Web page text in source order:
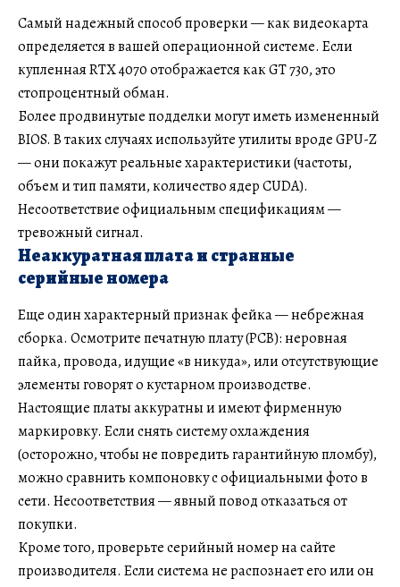
Самый надежный способ проверки — как видеокарта
определяется в вашей операционной системе. Если
купленная RTX 4070 отображается как GT 730, это
стопроцентный обман.
Более продвинутые подделки могут иметь измененный
BIOS. В таких случаях используйте утилиты вроде GPU-Z
— они покажут реальные характеристики (частоты,
объем и тип памяти, количество ядер CUDA).
Несоответствие официальным спецификациям —
тревожный сигнал.
Неаккуратная плата и странные
серийные номера
Еще один характерный признак фейка — небрежная
сборка. Осмотрите печатную плату (PCB): неровная
пайка, провода, идущие «в никуда», или отсутствующие
элементы говорят о кустарном производстве.
Настоящие платы аккуратны и имеют фирменную
маркировку. Если снять систему охлаждения
(осторожно, чтобы не повредить гарантийную пломбу),
можно сравнить компоновку с официальными фото в
сети. Несоответствия — явный повод отказаться от
покупки.
Кроме того, проверьте серийный номер на сайте
производителя. Если система не распознает его или он